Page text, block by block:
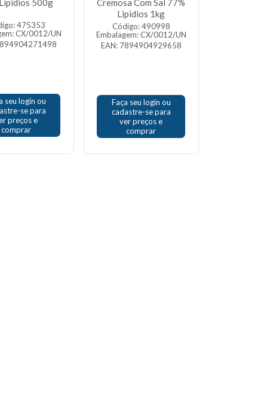
500g
475353
CX/0012/UN
seu login ou
se para
preços e
comprar
Cremosa Com Sal 77%
Lipidios 1kg
Código: 490998
Embalagem: CX/0012/UN
EAN: 7894904929658
Faça seu login ou
cadastre-se para
ver preços e
comprar